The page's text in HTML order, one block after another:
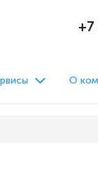
+7
О